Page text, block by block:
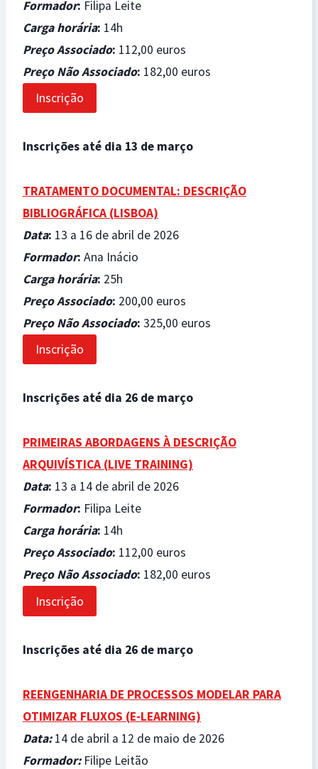
Formador: Filipa Leite
Carga horária: 14h
Preço Associado: 112,00 euros
Preço Não Associado: 182,00 euros
Inscrição
Inscrições até dia 13 de março
TRATAMENTO DOCUMENTAL: DESCRIÇÃO
BIBLIOGRÁFICA (LISBOA)
Data: 13 a 16 de abril de 2026
Formador: Ana Inácio
Carga horária: 25h
Preço Associado: 200,00 euros
Preço Não Associado: 325,00 euros
Inscrição
Inscrições até dia 26 de março
PRIMEIRAS ABORDAGENS À DESCRIÇÃO
ARQUIVÍSTICA (LIVE TRAINING)
Data: 13 a 14 de abril de 2026
Formador: Filipa Leite
Carga horária: 14h
Preço Associado: 112,00 euros
Preço Não Associado: 182,00 euros
Inscrição
Inscrições até dia 26 de março
REENGENHARIA DE PROCESSOS MODELAR PARA
OTIMIZAR FLUXOS (E-LEARNING)
Data: 14 de abril a 12 de maio de 2026
Formador: Filipe Leitão